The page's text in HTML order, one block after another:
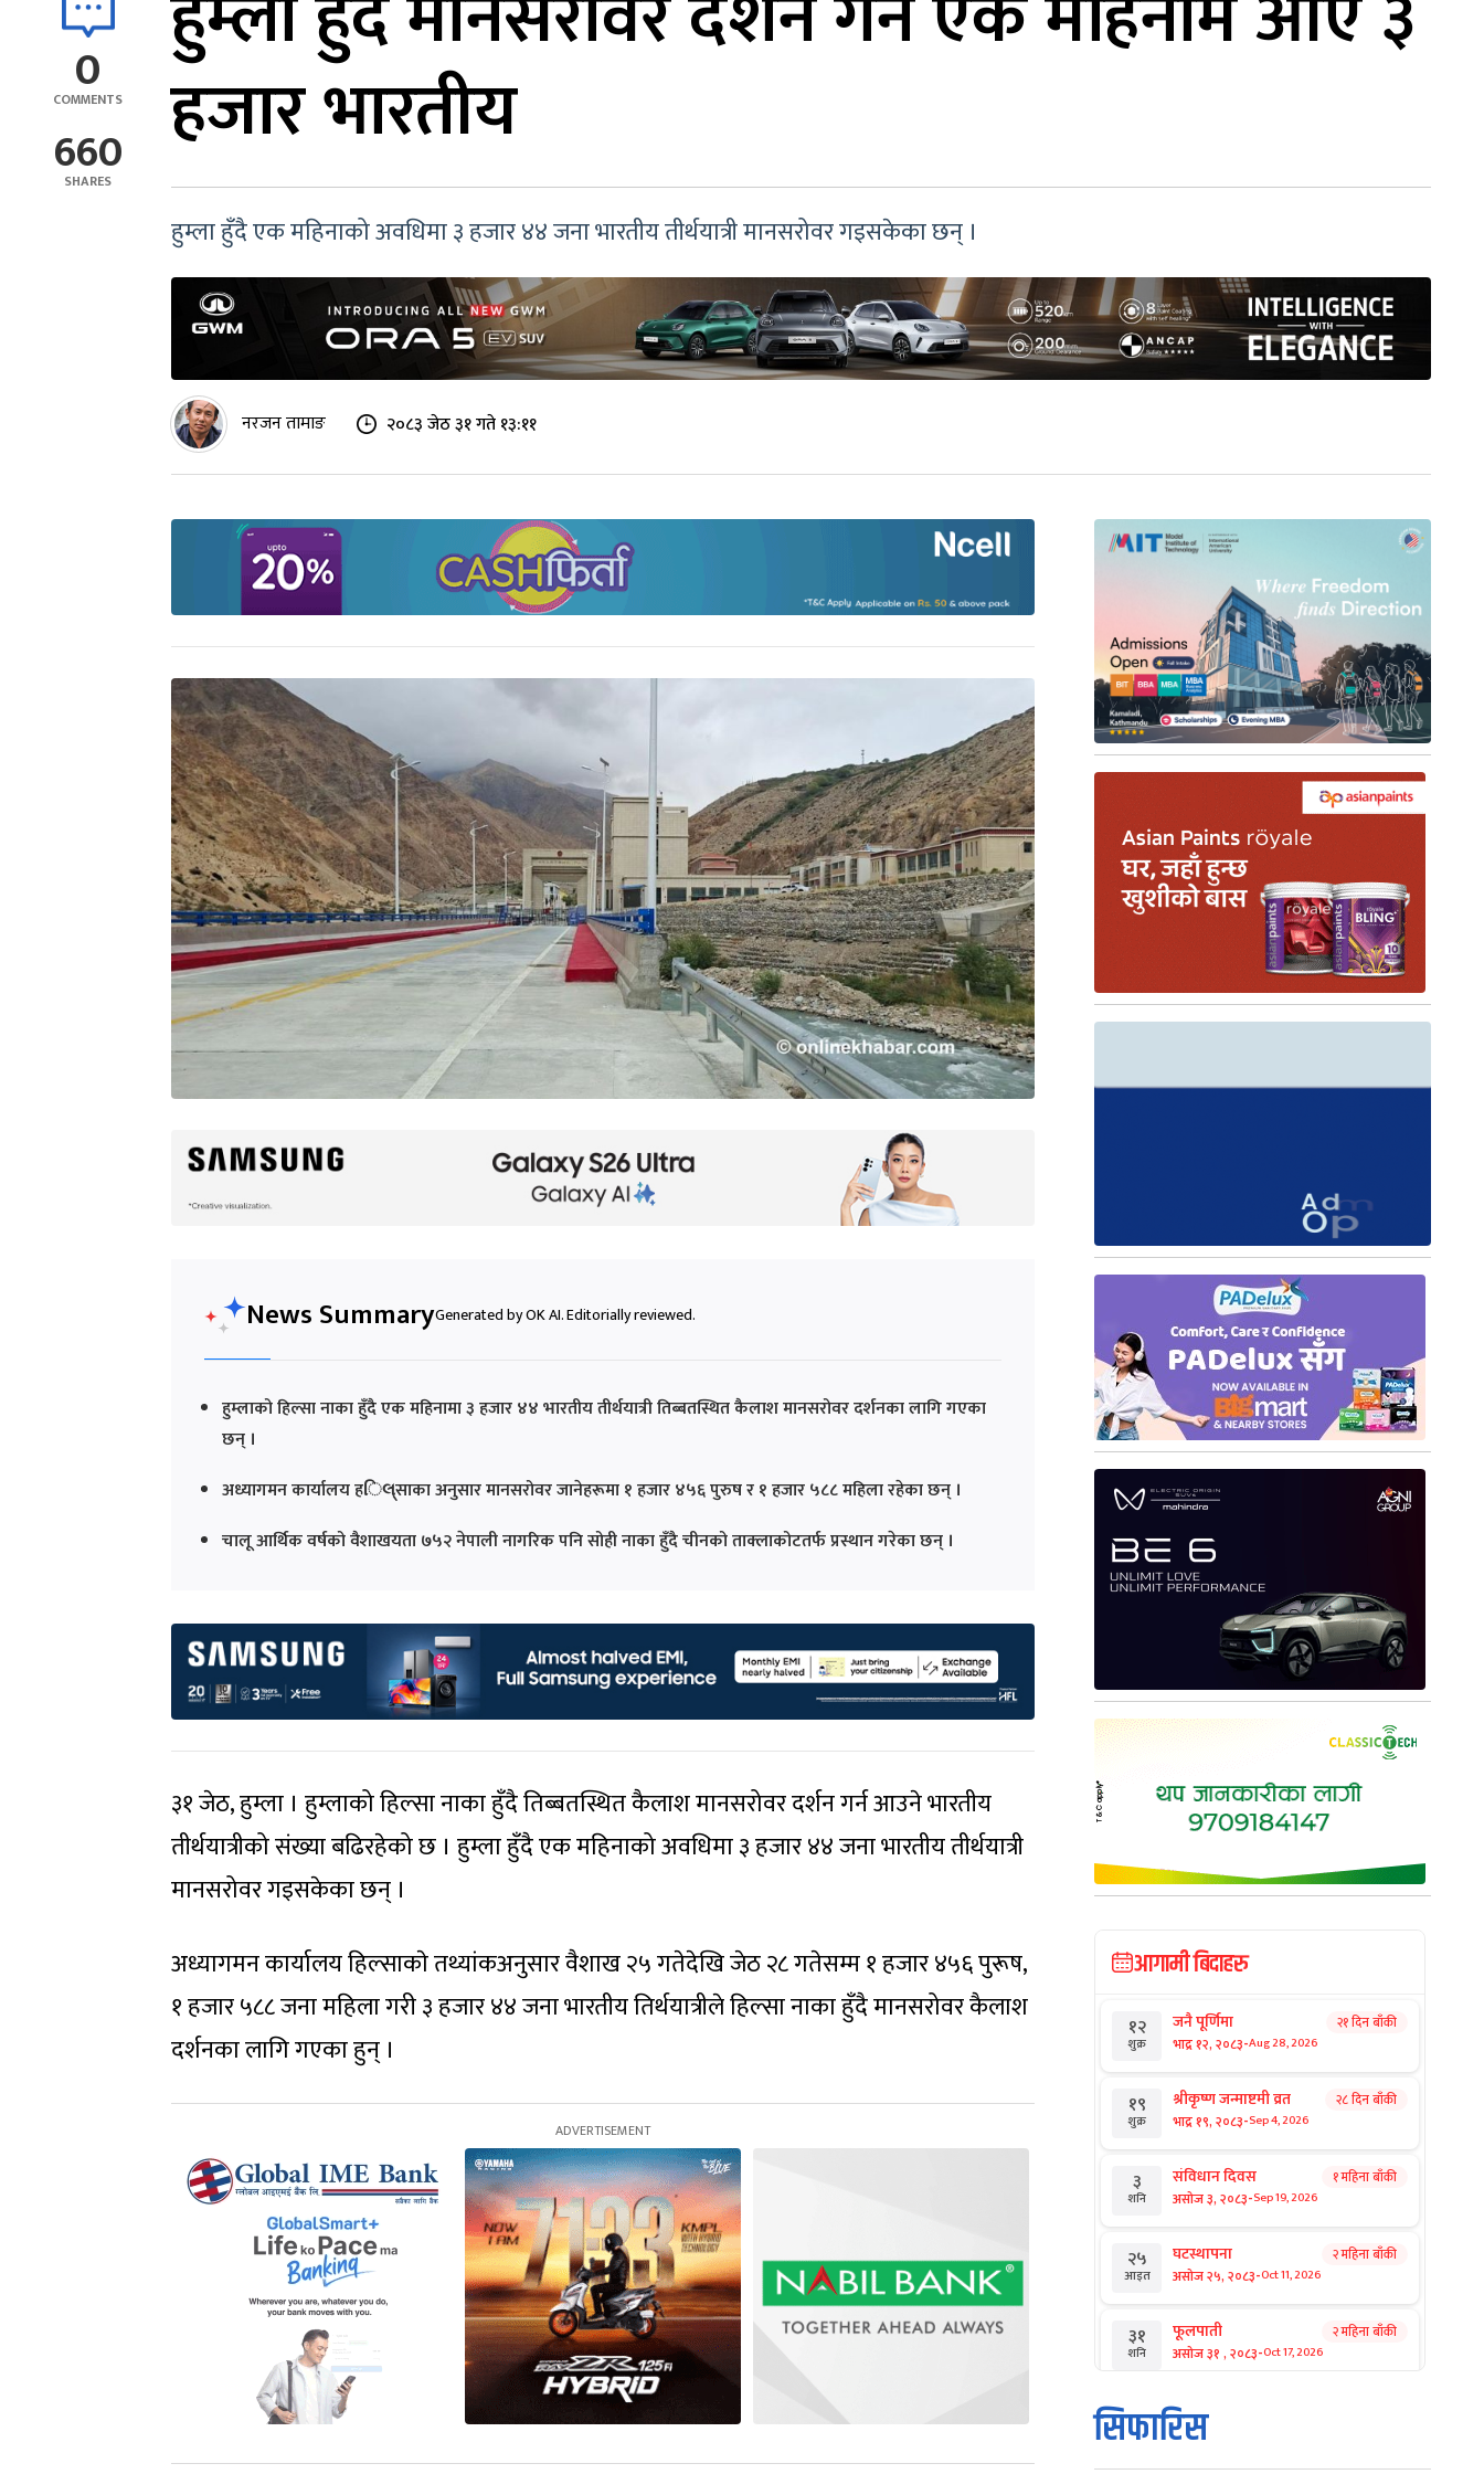
0
COMMENTS
660
SHARES
हजार भारतीय
हुम्ला हुँदै एक महिनाको अवधिमा ३ हजार ४४ जना भारतीय तीर्थयात्री मानसरोवर गइसकेका छन् ।
नरजन तामाङ २०८३ जेठ ३१ गते १३:११
News SummaryGenerated by OK AI. Editorially reviewed.
हुम्लाको हिल्सा नाका हुँदै एक महिनामा ३ हजार ४४ भारतीय तीर्थयात्री तिब्बतस्थित कैलाश मानसरोवर दर्शनका लागि गएका
छन् ।
अध्यागमन कार्यालय हિલ્साका अनुसार मानसरोवर जानेहरूमा १ हजार ४५६ पुरुष र १ हजार ५८८ महिला रहेका छन् ।
चालू आर्थिक वर्षको वैशाखयता ७५२ नेपाली नागरिक पनि सोही नाका हुँदै चीनको ताक्लाकोटतर्फ प्रस्थान गरेका छन् ।
३१ जेठ, हुम्ला । हुम्लाको हिल्सा नाका हुँदै तिब्बतस्थित कैलाश मानसरोवर दर्शन गर्न आउने भारतीय
तीर्थयात्रीको संख्या बढिरहेको छ । हुम्ला हुँदै एक महिनाको अवधिमा ३ हजार ४४ जना भारतीय तीर्थयात्री
मानसरोवर गइसकेका छन् ।
अध्यागमन कार्यालय हिल्साकाे तथ्यांकअनुसार वैशाख २५ गतेदेखि जेठ २८ गतेसम्म १ हजार ४५६ पुरूष,
१ हजार ५८८ जना महिला गरी ३ हजार ४४ जना भारतीय तिर्थयात्रीले हिल्सा नाका हुँदै मानसरोवर कैलाश
दर्शनका लागि गएका हुन् ।
आगामी बिदाहरु
१२
शुक्र
जनै पूर्णिमा
भाद्र १२, २०८३-Aug 28, 2026
२१ दिन बाँकी
१९
शुक्र
श्रीकृष्ण जन्माष्टमी व्रत
भाद्र १९, २०८३-Sep 4, 2026
२८ दिन बाँकी
३
शनि
संविधान दिवस
असोज ३, २०८३-Sep 19, 2026
१ महिना बाँकी
२५
आइत
घटस्थापना
असोज २५, २०८३-Oct 11, 2026
२ महिना बाँकी
३१
शनि
फूलपाती
असोज ३१ , २०८३-Oct 17, 2026
२ महिना बाँकी
१
आइत
कार्तिक सङ्क्रान्ति
कार्तिक १, २०८३
सिफारिस